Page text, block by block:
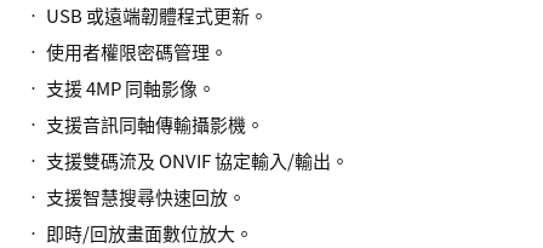
• USB 或遠端韌體程式更新。
• 使用者權限密碼管理。
• 支援 4MP 同軸影像。
• 支援音訊同軸傳輸攝影機。
• 支援雙碼流及 ONVIF 協定輸入/輸出。
• 支援智慧搜尋快速回放。
• 即時/回放畫面數位放大。